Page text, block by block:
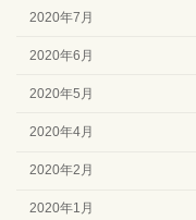
2020年7月
2020年6月
2020年5月
2020年4月
2020年2月
2020年1月